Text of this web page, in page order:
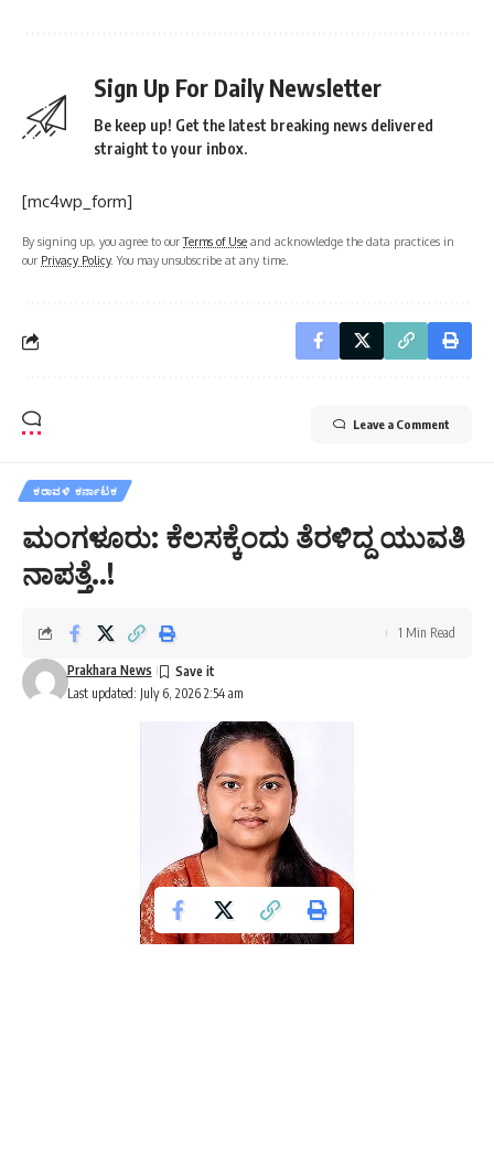
Sign Up For Daily Newsletter
Be keep up! Get the latest breaking news delivered
straight to your inbox.
[mc4wp_form]
By signing up, you agree to ourTerms of Use and acknowledge the data practices in
our Privacy Policy. You may unsubscribe at any time.
Leave a Comment
ಕರಾವಳಿ ಕರ್ನಾಟಕ
ಮಂಗಳೂರು: ಕೆಲಸಕ್ಕೆಂದು ತೆರಳಿದ್ದ ಯುವತಿ
ನಾಪತ್ತೆ..!
Last updated: July 6, 2026 2:54 am
Prakhara News
1 Min Read